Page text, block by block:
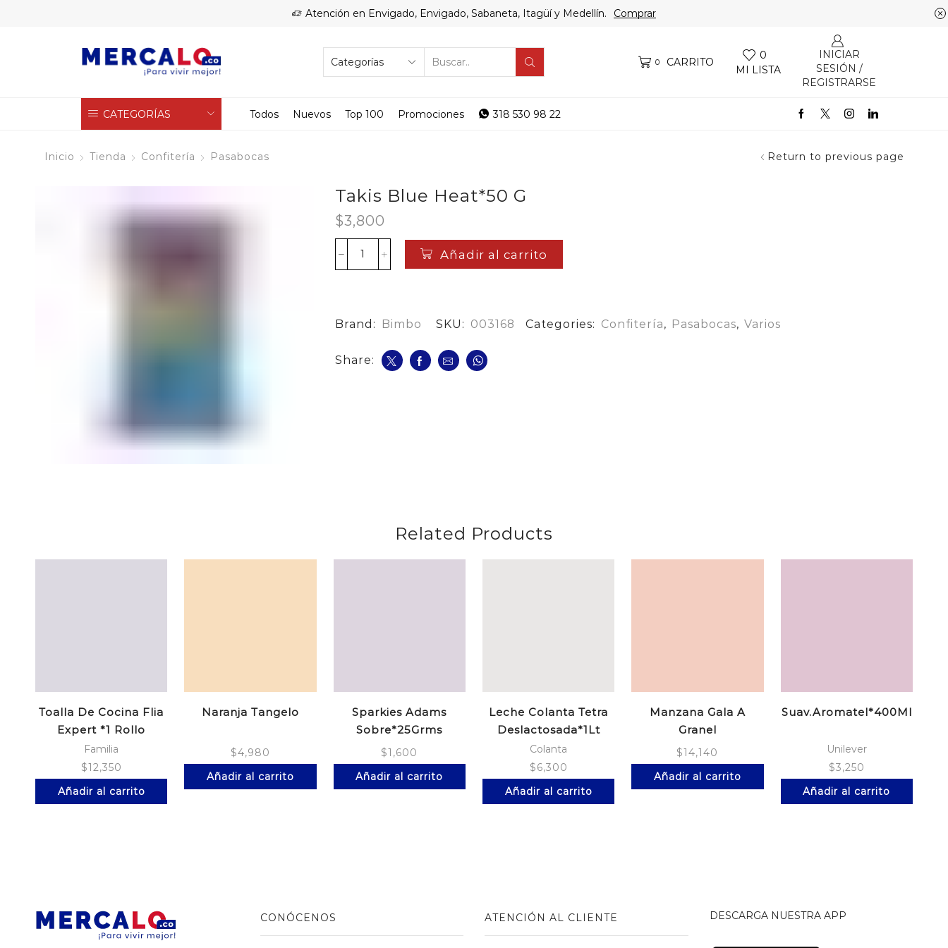
Atención en Envigado, Envigado, Sabaneta, Itagüí y Medellín. Comprar
SEARCH
0 CARRITO
0
MI LISTA
INICIAR
SESIÓN /
REGISTRARSE
CATEGORÍAS Todos Nuevos Top 100 Promociones 318 530 98 22
Inicio Tienda Confitería Pasabocas Return to previous page
Takis Blue Heat*50 G
$3,800
Takis
Blue
cantidad
Añadir al carrito
Brand: Bimbo SKU: 003168 Categories: Confitería, Pasabocas, Varios
Share:
Related Products
Toalla De Cocina Flia
Expert *1 Rollo
Familia
$12,350
Añadir al carrito
Naranja Tangelo
$4,980
Añadir al carrito
Sparkies Adams
Sobre*25Grms
$1,600
Añadir al carrito
Leche Colanta Tetra
Deslactosada*1Lt
Colanta
$6,300
Añadir al carrito
Manzana Gala A
Granel
$14,140
Añadir al carrito
Suav.Aromatel*400Ml
Unilever
$3,250
Añadir al carrito
CONÓCENOS ATENCIÓN AL CLIENTE DESCARGA NUESTRA APP